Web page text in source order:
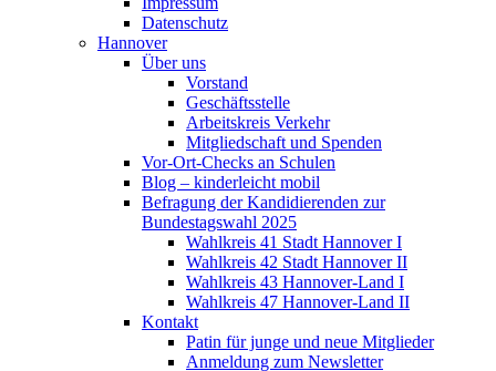
Datenschutz
Hannover
Über uns
Vorstand
Geschäftsstelle
Arbeitskreis Verkehr
Mitgliedschaft und Spenden
Vor-Ort-Checks an Schulen
Blog – kinderleicht mobil
Befragung der Kandidierenden zur
Bundestagswahl 2025
Wahlkreis 41 Stadt Hannover I
Wahlkreis 42 Stadt Hannover II
Wahlkreis 43 Hannover-Land I
Wahlkreis 47 Hannover-Land II
Kontakt
Patin für junge und neue Mitglieder
Anmeldung zum Newsletter